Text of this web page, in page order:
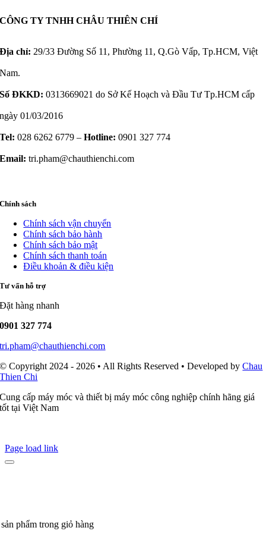
CÔNG TY TNHH CHÂU THIÊN CHÍ
Địa chỉ: 29/33 Đường Số 11, Phường 11, Q.Gò Vấp, Tp.HCM, Việt
Nam.
Số ĐKKD: 0313669021 do Sở Kế Hoạch và Đầu Tư Tp.HCM cấp
ngày 01/03/2016
Tel: 028 6262 6779 –Hotline: 0901 327 774
Email: tri.pham@chauthienchi.com
Chính sách
Chính sách vận chuyển
Chính sách bảo hành
Chính sách bảo mật
Chính sách thanh toán
Điều khoản & điều kiện
Tư vấn hỗ trợ
Đặt hàng nhanh
0901 327 774
tri.pham@chauthienchi.com
© Copyright 2024 - 2026 • All Rights Reserved • Developed byChau
Thien Chi
Cung cấp máy móc và thiết bị máy móc công nghiệp chính hãng giá
tốt tại Việt Nam
Page load link
phẩm trong giỏ hàng